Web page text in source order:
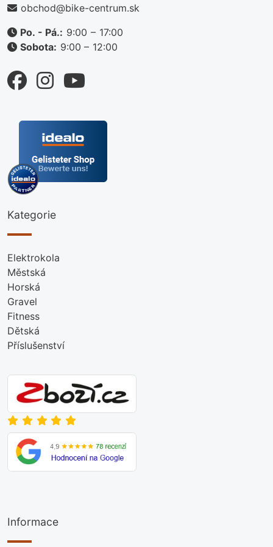
obchod@bike-centrum.sk
Po. - Pá.: 9:00 – 17:00
Sobota: 9:00 – 12:00
Kategorie
Elektrokola
Městská
Horská
Gravel
Fitness
Dětská
Příslušenství
Informace